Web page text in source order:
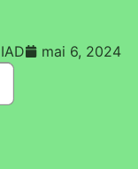
mai 6, 2024